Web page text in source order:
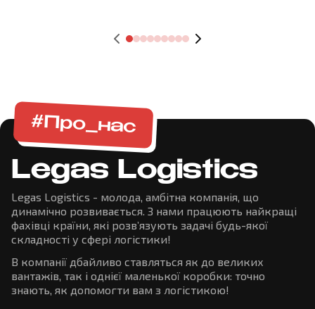
#Про_нас
Legas Logistics
Legas Logistics - молода, амбітна компанія, що
динамічно розвивається. З нами працюють найкращі
фахівці країни, які розв’язують задачі будь-якої
складності у сфері логістики!
В компанії дбайливо ставляться як до великих
вантажів, так і однієї маленької коробки: точно
знають, як допомогти вам з логістикою!